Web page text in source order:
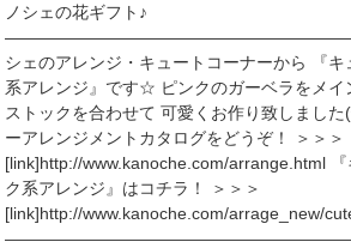
ノシェの花ギフト♪
シェのアレンジ・キュートコーナーから 『
系アレンジ』です☆ ピンクのガーベラをメイ
ストックを合わせて 可愛くお作り致しまし
ーアレンジメントカタログをどうぞ！ ＞＞
[link]http://www.kanoche.com/arrange.html
ク系アレンジ』はコチラ！ ＞＞＞
[link]http://www.kanoche.com/arrage_new/